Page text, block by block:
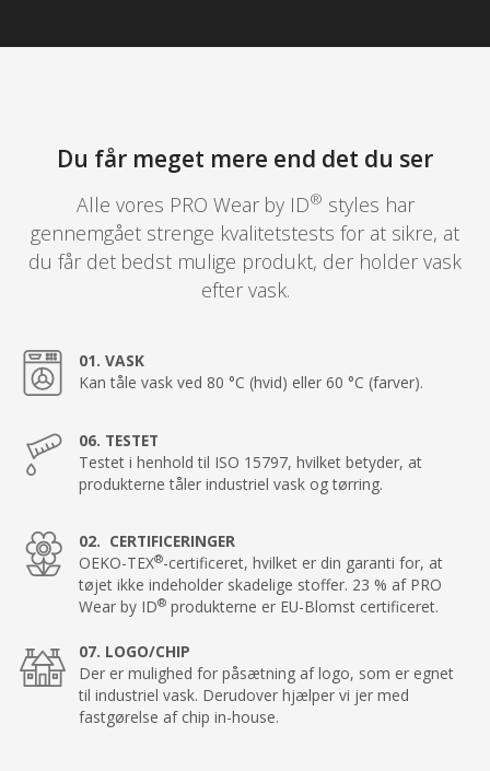
Du får meget mere end det du ser
Alle vores PRO Wear by ID® styles har
gennemgået strenge kvalitetstests for at sikre, at
du får det bedst mulige produkt, der holder vask
efter vask.
01. VASK
Kan tåle vask ved 80 °C (hvid) eller 60 °C (farver).
06. TESTET
Testet i henhold til ISO 15797, hvilket betyder, at
produkterne tåler industriel vask og tørring.
02. CERTIFICERINGER
OEKO-TEX®-certificeret, hvilket er din garanti for, at
tøjet ikke indeholder skadelige stoffer. 23 % af PRO
Wear by ID®produkterne er EU-Blomst certificeret.
07. LOGO/CHIP
Der er mulighed for påsætning af logo, som er egnet
til industriel vask. Derudover hjælper vi jer med
fastgørelse af chip in-house.